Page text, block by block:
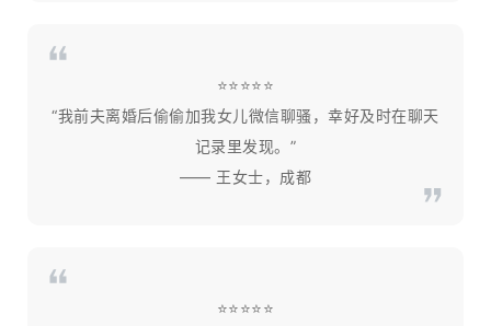
⭐⭐⭐⭐⭐
“我前夫离婚后偷偷加我女儿微信聊骚，幸好及时在聊天
记录里发现。”
—— 王女士，成都
⭐⭐⭐⭐⭐